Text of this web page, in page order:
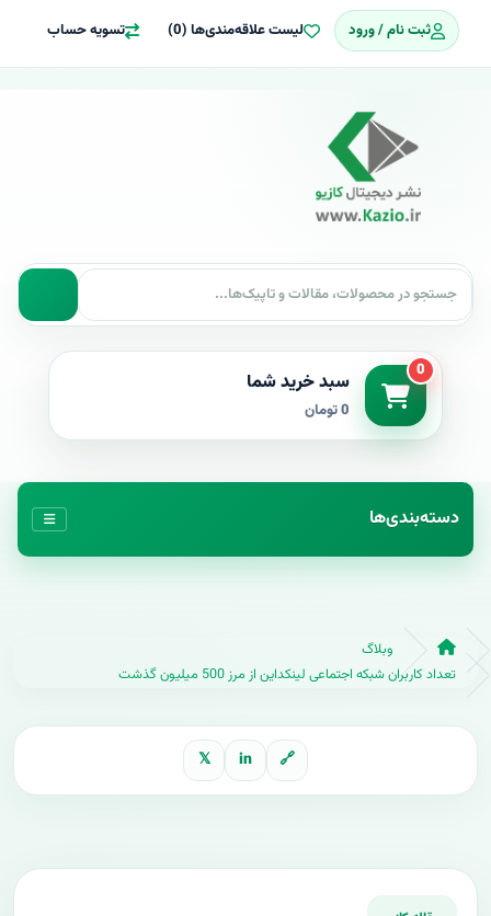
ثبت نام / ورود لیست علاقه‌مندی‌ها (0) تسویه حساب
0 سبد خرید شما
0 تومان
دسته‌بندی‌ها
وبلاگ
تعداد کاربران شبکه اجتماعی لینکداین از مرز 500 میلیون گذشت
🔗
in
𝕏